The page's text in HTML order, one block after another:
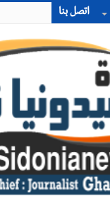
اتصل بنا